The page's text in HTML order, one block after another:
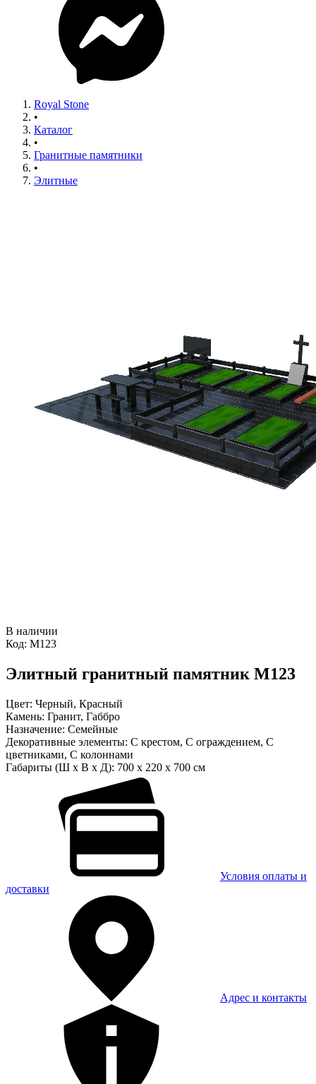
Royal Stone
•
Каталог
•
Гранитные памятники
•
Элитные
В наличии
Код: М123
Элитный гранитный памятник М123
Цвет: Черный, Красный
Камень: Гранит, Габбро
Назначение: Семейные
Декоративные элементы: С крестом, С ограждением, С
цветниками, С колоннами
Габариты (Ш x В x Д): 700 x 220 x 700 см
Условия оплаты и
доставки
Адрес и контакты